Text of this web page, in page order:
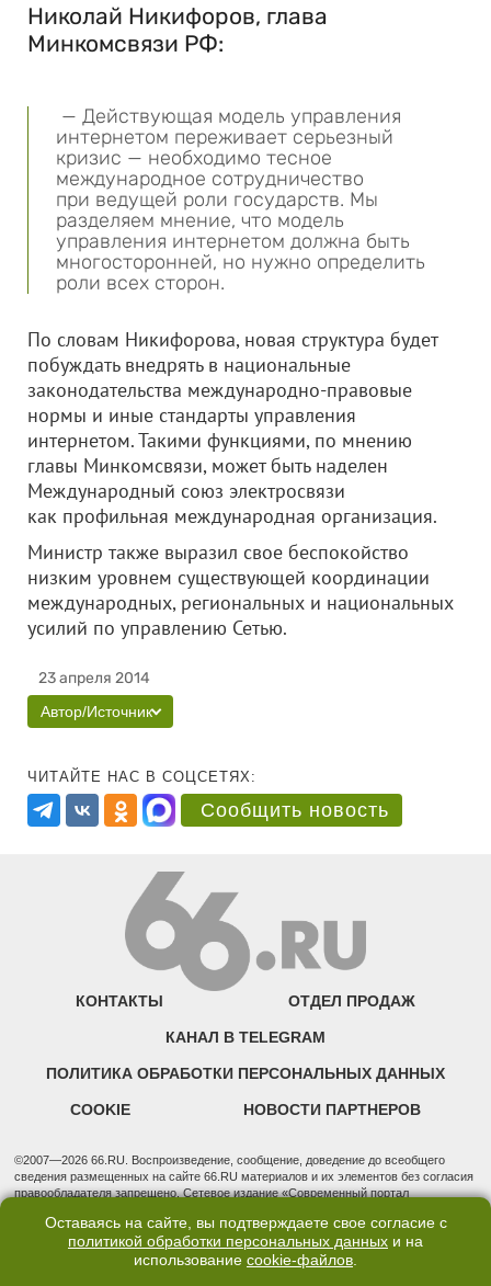
Николай Никифоров, глава
Минкомсвязи РФ:
— Действующая модель управления
интернетом переживает серьезный
кризис — необходимо тесное
международное сотрудничество
при ведущей роли государств. Мы
разделяем мнение, что модель
управления интернетом должна быть
многосторонней, но нужно определить
роли всех сторон.
По словам Никифорова, новая структура будет
побуждать внедрять в национальные
законодательства международно-правовые
нормы и иные стандарты управления
интернетом. Такими функциями, по мнению
главы Минкомсвязи, может быть наделен
Международный союз электросвязи
как профильная международная организация.
Министр также выразил свое беспокойство
низким уровнем существующей координации
международных, региональных и национальных
усилий по управлению Сетью.
23 апреля 2014
Автор/Источник
ЧИТАЙТЕ НАС В СОЦСЕТЯХ:
Сообщить новость
КОНТАКТЫ ОТДЕЛ ПРОДАЖ
КАНАЛ В TELEGRAM
ПОЛИТИКА ОБРАБОТКИ ПЕРСОНАЛЬНЫХ ДАННЫХ
COOKIE НОВОСТИ ПАРТНЕРОВ
©2007—2026 66.RU. Воспроизведение, сообщение, доведение до всеобщего
сведения размещенных на сайте 66.RU материалов и их элементов без согласия
правообладателя запрещено. Сетевое издание «Современный портал
надзору в сфере связи, информационных технологий и массовых коммуникаций
(Роскомнадзор). Регистрационный номер ЭЛ № ФС 77 - 76634 от 02.09.2019
Учредитель: Общество с ограниченной ответственностью "66.ру". Юридический
Оставаясь на сайте, вы подтверждаете свое согласие с
политикой обработки персональных данных и на
использование cookie-файлов.